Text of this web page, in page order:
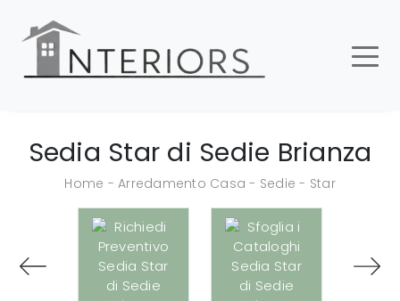
Sedia Star di Sedie Brianza
Home - Arredamento Casa - Sedie - Star